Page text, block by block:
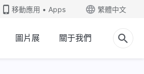
移動應用 • Apps 繁體中文
圖片展 關于我們
基督徒的經歷見證 第1063期